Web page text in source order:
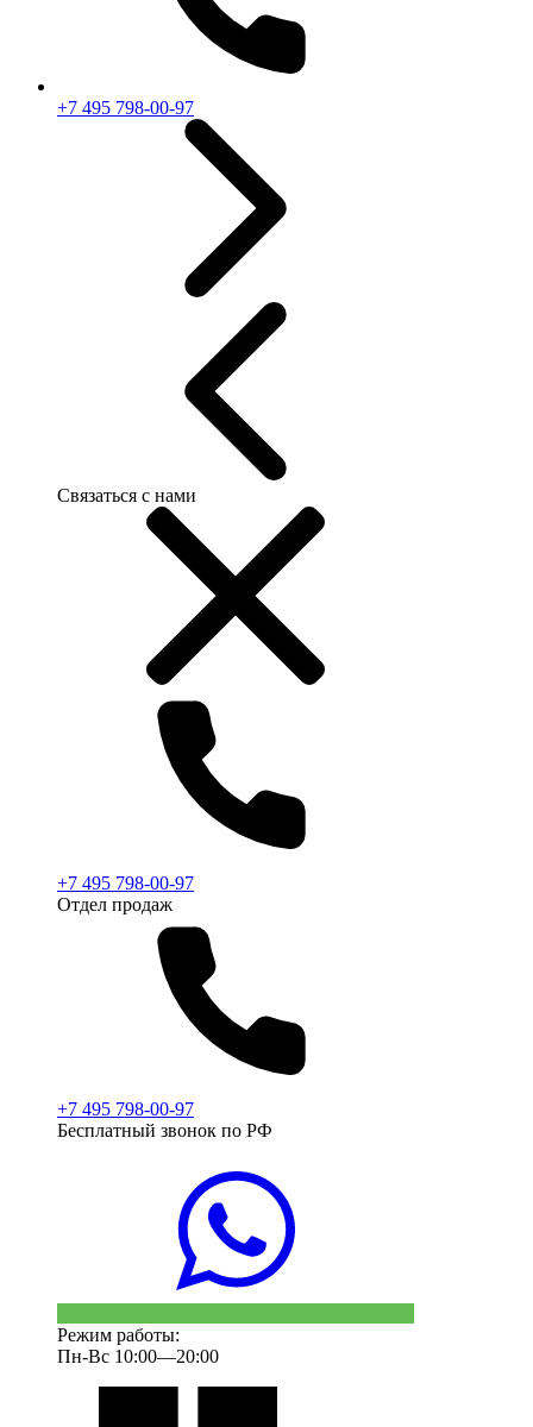
+7 495 798-00-97
Связаться с нами
+7 495 798-00-97
Отдел продаж
+7 495 798-00-97
Бесплатный звонок по РФ
Режим работы:
Пн-Вс 10:00—20:00